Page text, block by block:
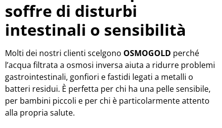
soffre di disturbi
intestinali o sensibilità
Molti dei nostri clienti scelgono OSMOGOLD perché
l’acqua filtrata a osmosi inversa aiuta a ridurre problemi
gastrointestinali, gonfiori e fastidi legati a metalli o
batteri residui. È perfetta per chi ha una pelle sensibile,
per bambini piccoli e per chi è particolarmente attento
alla propria salute.